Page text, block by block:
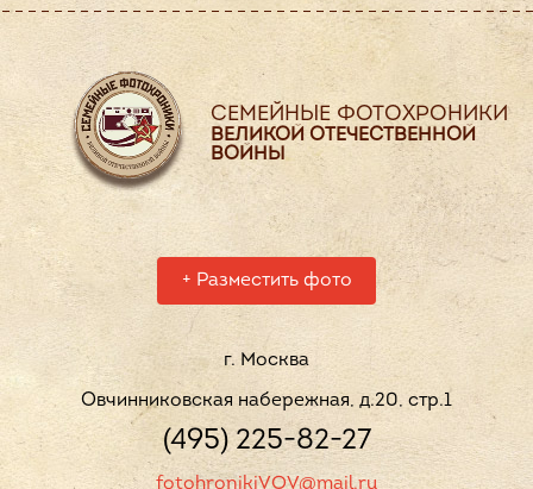
СЕМЕЙНЫЕ ФОТОХРОНИКИ
ВЕЛИКОЙ ОТЕЧЕСТВЕННОЙ
ВОЙНЫ
+ Разместить фото
г. Москва
Овчинниковская набережная, д.20, стр.1
(495) 225-82-27
fotohronikiVOV@mail.ru